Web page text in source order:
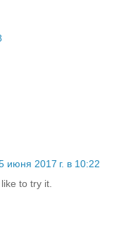
июня 2017 г. в 10:22
to try it.